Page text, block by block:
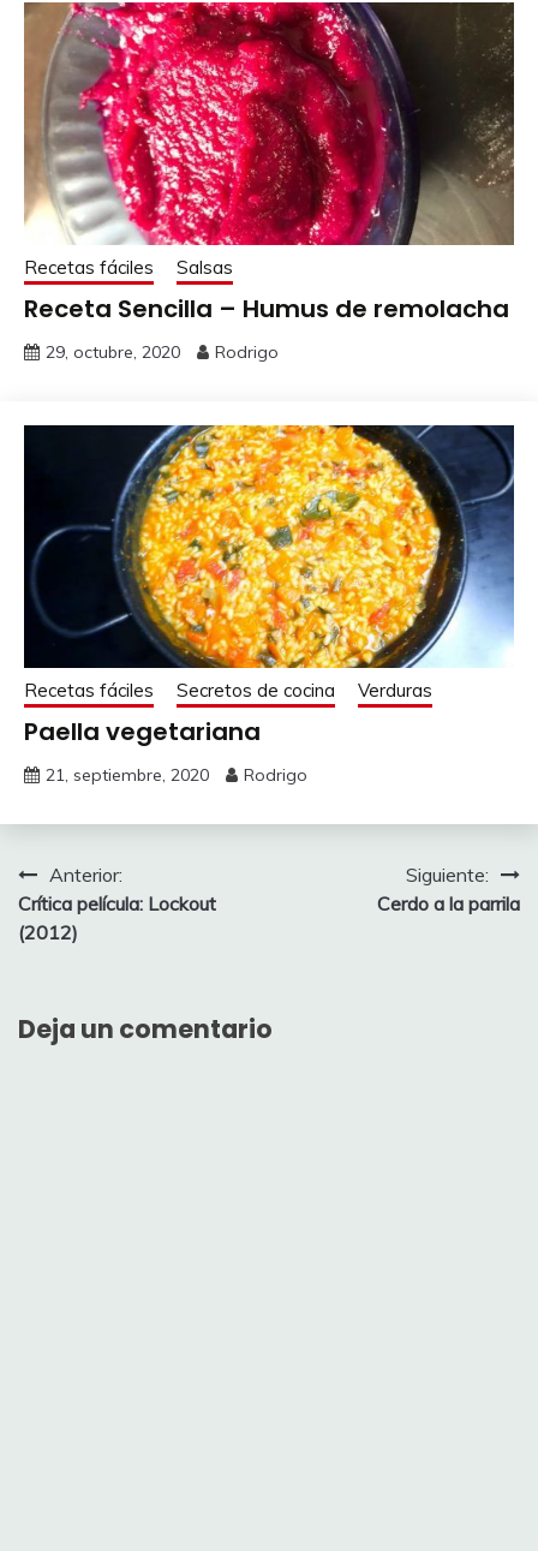
Recetas fáciles Salsas
Receta Sencilla – Humus de remolacha
29, octubre, 2020 Rodrigo
Recetas fáciles Secretos de cocina Verduras
Paella vegetariana
21, septiembre, 2020 Rodrigo
Navegación
de
Anterior:
Crítica película: Lockout
(2012)
Siguiente:
Cerdo a la parrila
Deja un comentario